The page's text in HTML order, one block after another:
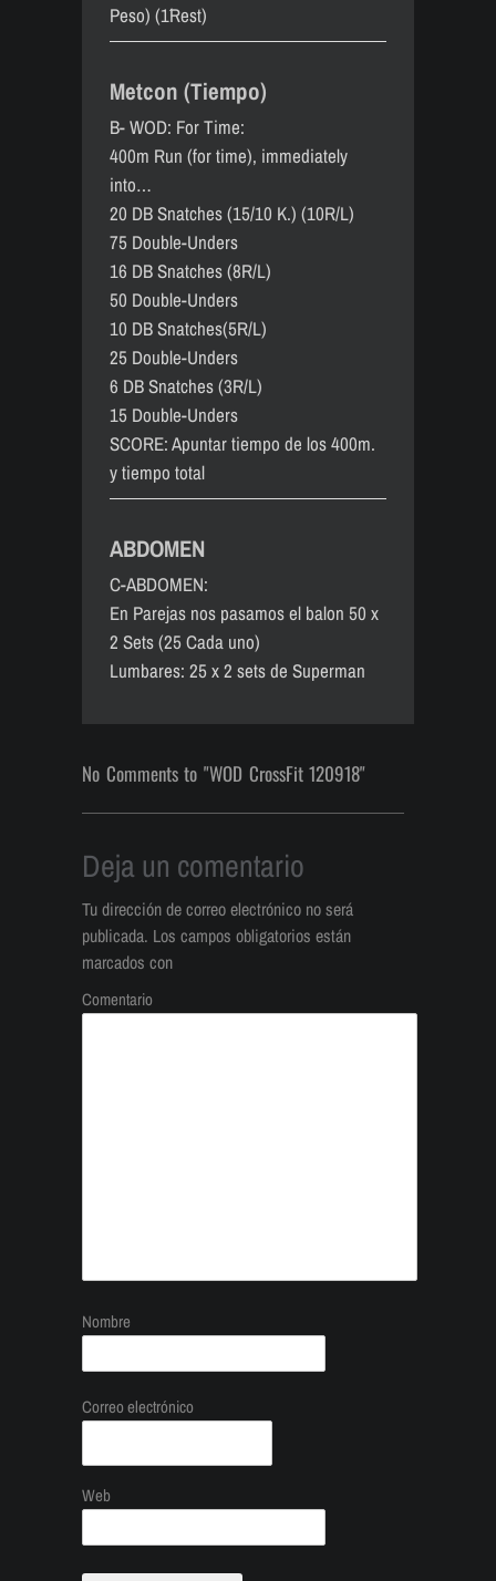
Peso) (1´Rest)
Metcon (Tiempo)
B- WOD: For Time:
400m Run (for time), immediately
into…
20 DB Snatches (15/10 K.) (10R/L)
75 Double-Unders
16 DB Snatches (8R/L)
50 Double-Unders
10 DB Snatches(5R/L)
25 Double-Unders
6 DB Snatches (3R/L)
15 Double-Unders
SCORE: Apuntar tiempo de los 400m.
y tiempo total
ABDOMEN
C-ABDOMEN:
En Parejas nos pasamos el balon 50 x
2 Sets (25 Cada uno)
Lumbares: 25 x 2 sets de Superman
No Comments to "WOD CrossFit 120918"
Deja un comentario
Tu dirección de correo electrónico no será
publicada. Los campos obligatorios están
marcados con
Comentario
Nombre
Correo electrónico
Web